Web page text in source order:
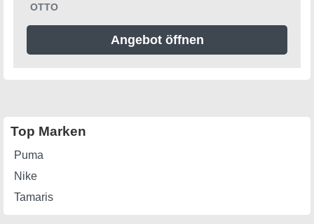
OTTO
Angebot öffnen
Top Marken
Puma
Nike
Tamaris